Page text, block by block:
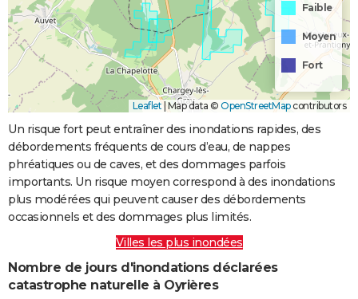
Faible
Moyen
Fort
Leaflet | Map data © OpenStreetMapcontributors
Un risque fort peut entraîner des inondations rapides, des
débordements fréquents de cours d’eau, de nappes
phréatiques ou de caves, et des dommages parfois
importants. Un risque moyen correspond à des inondations
plus modérées qui peuvent causer des débordements
occasionnels et des dommages plus limités.
Villes les plus inondées
Nombre de jours d'inondations déclarées
catastrophe naturelle à Oyrières